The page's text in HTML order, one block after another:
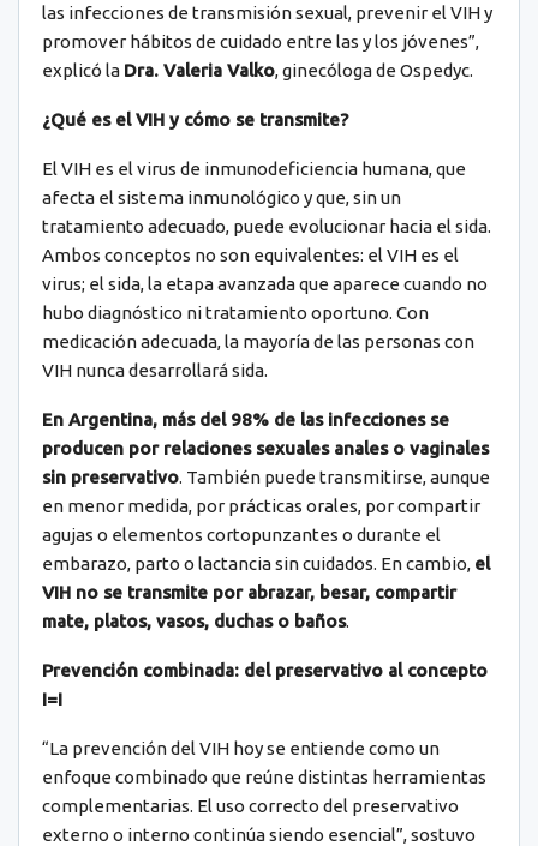
las infecciones de transmisión sexual, prevenir el VIH y
promover hábitos de cuidado entre las y los jóvenes”,
explicó la Dra. Valeria Valko, ginecóloga de Ospedyc.
¿Qué es el VIH y cómo se transmite?
El VIH es el virus de inmunodeficiencia humana, que
afecta el sistema inmunológico y que, sin un
tratamiento adecuado, puede evolucionar hacia el sida.
Ambos conceptos no son equivalentes: el VIH es el
virus; el sida, la etapa avanzada que aparece cuando no
hubo diagnóstico ni tratamiento oportuno. Con
medicación adecuada, la mayoría de las personas con
VIH nunca desarrollará sida.
En Argentina, más del 98% de las infecciones se
producen por relaciones sexuales anales o vaginales
sin preservativo. También puede transmitirse, aunque
en menor medida, por prácticas orales, por compartir
agujas o elementos cortopunzantes o durante el
embarazo, parto o lactancia sin cuidados. En cambio, el
VIH no se transmite por abrazar, besar, compartir
mate, platos, vasos, duchas o baños.
Prevención combinada: del preservativo al concepto
I=I
“La prevención del VIH hoy se entiende como un
enfoque combinado que reúne distintas herramientas
complementarias. El uso correcto del preservativo
externo o interno continúa siendo esencial”, sostuvo